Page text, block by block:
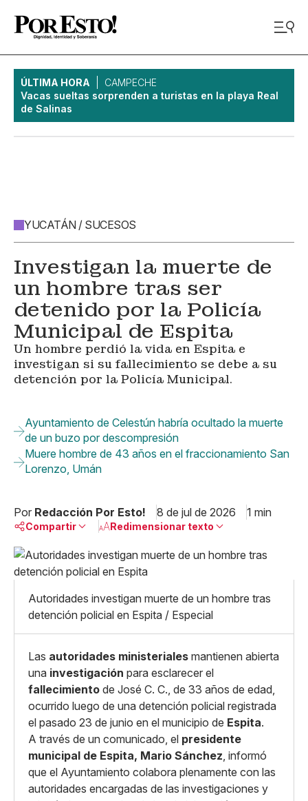
ÚLTIMA HORA
CAMPECHE
Vacas sueltas sorprenden a turistas en la playa Real
de Salinas
YUCATÁN / SUCESOS
Investigan la muerte de
un hombre tras ser
detenido por la Policía
Municipal de Espita
Un hombre perdió la vida en Espita e
investigan si su fallecimiento se debe a su
detención por la Policía Municipal.
Ayuntamiento de Celestún habría ocultado la muerte
de un buzo por descompresión
Muere hombre de 43 años en el fraccionamiento San
Lorenzo, Umán
Por Redacción Por Esto! 8 de jul de 2026 1 min
Compartir
Linkedin
Facebook
X
Whatsapp
Copiar enlace
Redimensionar texto
Pequeño
Mediano
Grande
Autoridades investigan muerte de un hombre tras
detención policial en Espita / Especial
Las autoridades ministeriales mantienen abierta
una investigación para esclarecer el
fallecimiento de José C. C., de 33 años de edad,
ocurrido luego de una detención policial registrada
el pasado 23 de junio en el municipio de Espita.
A través de un comunicado, el presidente
municipal de Espita, Mario Sánchez, informó
que el Ayuntamiento colabora plenamente con las
autoridades encargadas de las investigaciones y